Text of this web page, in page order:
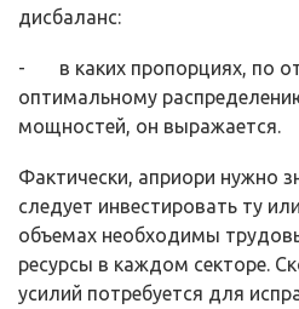
дисбаланс:
- в каких пропорциях, по
оптимальному
мощностей, он выражается.
Фактически, априори нужно
следует инвестиро­вать ту
объемах необходимы
ресурсы в каждом секторе.
усилий потре­буется для